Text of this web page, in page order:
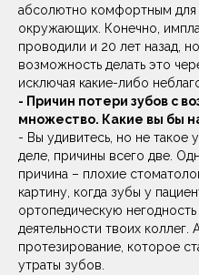
абсолютно комфортным для
окружающих. Конечно,
проводили и 20 лет назад,
возможность делать это
исключая какие-либо
- Причин потери зубов с
множество. Какие вы бы
- Вы удивитесь, но не
деле, причины всего две.
причина – плохие
картину, когда зубы у
ортопедическую
деятельности твоих
протезирование, которое
утраты зубов.